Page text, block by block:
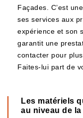
Façades. C’est
ses services aux
expérience et son
garantit une
contacter pour
Faites-lui part de
Les matériels
au niveau de